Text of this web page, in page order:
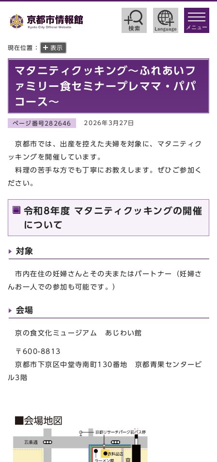
toggle
メニュー
現在位置： 表示
マタニティクッキング～ふれあいフ
ァミリー食セミナープレママ・パパ
コース～
ページ番号282646 2026年3月27日
京都市では、出産を控えた夫婦を対象に、マタニティク
ッキングを開催しています。
料理の苦手な方でも丁寧にお教えします。ぜひご参加く
ださい。
令和8年度 マタニティクッキングの開催
について
対象
市内在住の妊婦さんとその夫またはパートナー（妊婦さ
んお一人での参加も可能です。）
会場
京の食文化ミュージアム あじわい館
〒600-8813
京都市下京区中堂寺南町130番地 京都青果センタービ
ル3階